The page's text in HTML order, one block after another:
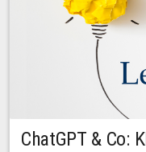
ChatGPT & Co: